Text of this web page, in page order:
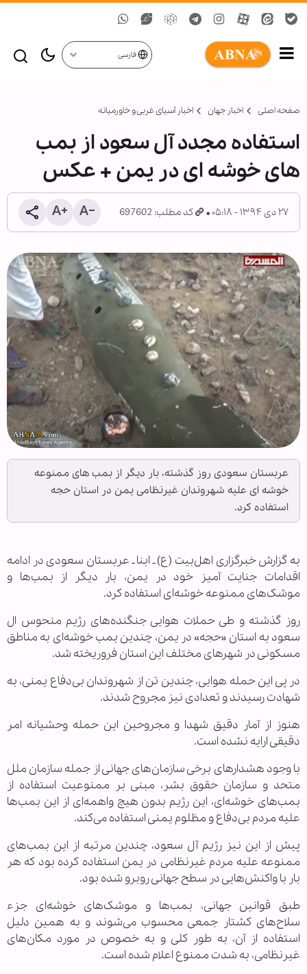
فارسی
صفحه اصلی اخبار جهان اخبار آسیای غربی و خاورمیانه
استفاده مجدد آل سعود از بمب
های خوشه ای در یمن + عکس
۲۷ دی ۱۳۹۴ - ۰۵:۱۸ کد مطلب: 697602
عربستان سعودی روز گذشته، بار دیگر از بمب های ممنوعه
خوشه ای علیه شهروندان غیرنظامی یمن در استان حجه
استفاده کرد.
به گزارش خبرگزاری اهل‌بیت (ع) ـ ابنا ـ عربستان سعودی در ادامه
اقدامات جنایت آمیز خود در یمن، بار دیگر از بمب‌ها و
موشک‌های ممنوعه خوشه‌ای استفاده کرد.
روز گذشته و طی حملات هوایی جنگنده‌های رژیم منحوس ال
سعود به استان «حجه» در یمن، چندین بمب خوشه‌ای به مناطق
مسکونی در شهر‌های مختلف این استان فروریخته شد.
در پی این حمله هوایی، چندین تن از شهروندان بی‌دفاع یمنی، به
شهادت رسیدند و تعدادی نیز مجروح شدند.
هنوز از آمار دقیق شهدا و مجروحین این حمله وحشیانه امر
دقیقی ارایه نشده است.
با وجود هشدار‌های برخی سازمان‌های جهانی از جمله سازمان ملل
متحد و سازمان حقوق بشر، مبنی بر ممنوعیت استفاده از
بمب‌های خوشه‌ای، این رژیم بدون هیچ واهمه‌ای از این بمب‌ها
علیه مردم بی‌دفاع و مظلوم یمنی استفاده می‌کند.
پیش از این نیز رژیم آل سعود، چندین مرتبه از این بمب‌های
ممنوعه علیه مردم غیرنظامی در یمن استفاده کرده بود که هر
بار با واکنش‌هایی در سطح جهانی روبرو شده بود.
طبق قوانین جهانی، بمب‌ها و موشک‌های خوشه‌ای جزء
سلاح‌های کشتار جمعی محسوب می‌شوند و به همین دلیل
استفاده از آن، به طور کلی و به خصوص در مورد مکان‌های
غیرنظامی، به شدت ممنوع اعلام شده است.